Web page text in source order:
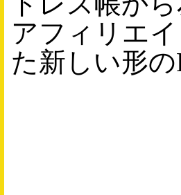
アフィリエ
た新しい形